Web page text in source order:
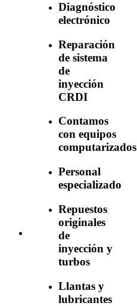
Diagnóstico
electrónico
Reparación
de sistema
de
inyección
CRDI
Contamos
con equipos
computarizados
Personal
especializado
Repuestos
originales
de
inyección y
turbos
Llantas y
lubricantes